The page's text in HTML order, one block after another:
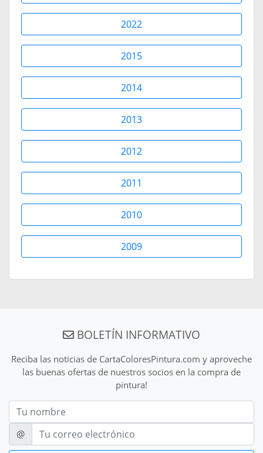
2022
2015
2014
2013
2012
2011
2010
2009
BOLETÍN INFORMATIVO
Reciba las noticias de CartaColoresPintura.com y aproveche
las buenas ofertas de nuestros socios en la compra de
pintura!
Nom
E-mail
@